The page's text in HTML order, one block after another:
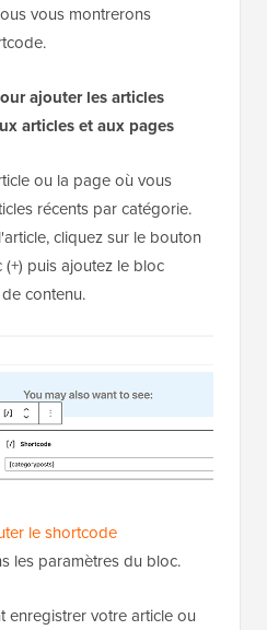
vous montrerons
ajouter les articles
articles et aux pages
ou la page où vous
récents par catégorie.
cliquez sur le bouton
puis ajoutez le bloc
contenu.
le shortcode
les paramètres du bloc.
enregistrer votre article ou